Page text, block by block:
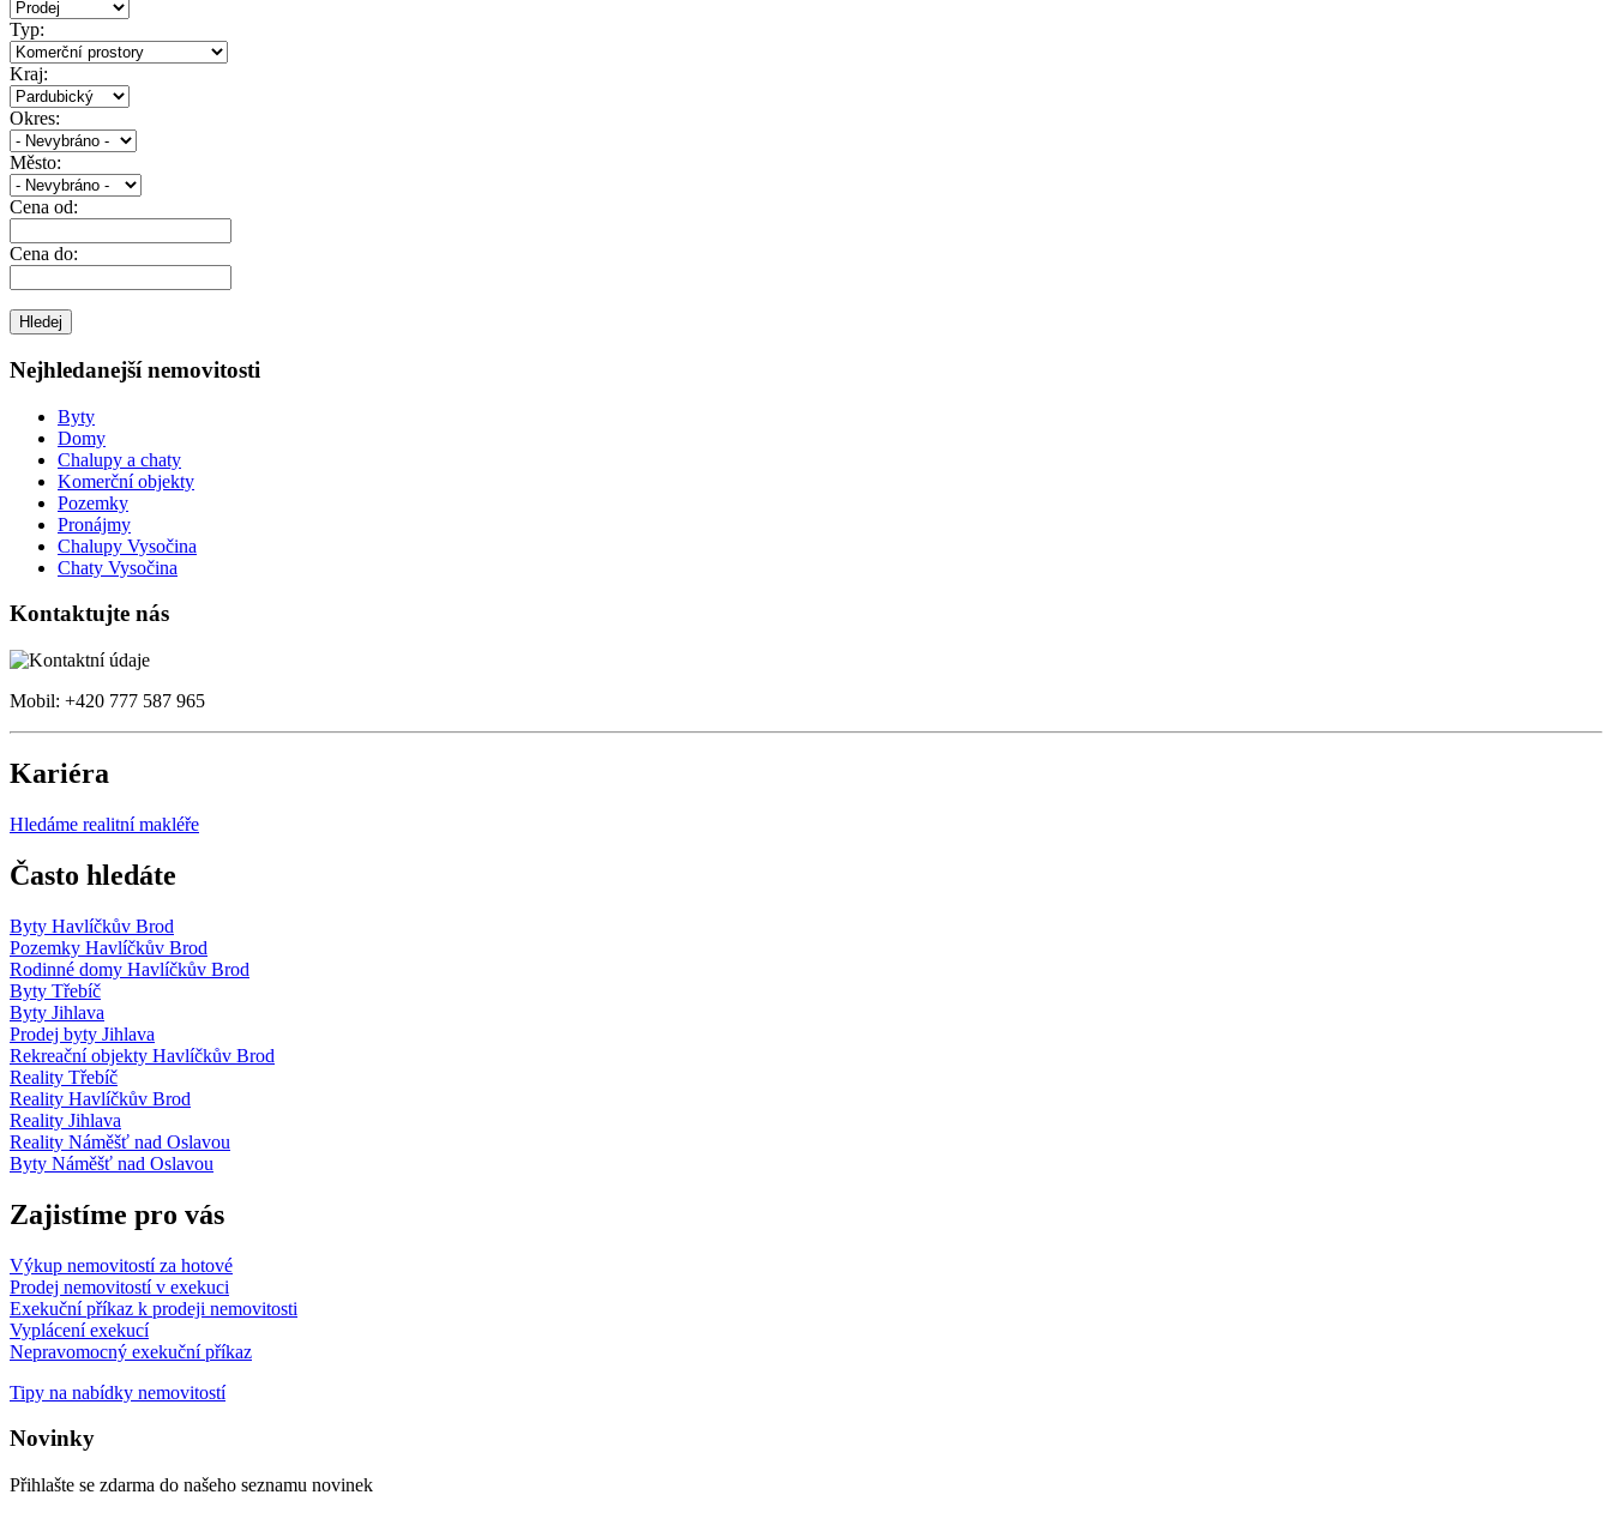
Typ:
Kraj:
Okres:
Město:
Cena od:
Cena do:
Nejhledanejší nemovitosti
Byty
Domy
Chalupy a chaty
Komerční objekty
Pozemky
Pronájmy
Chalupy Vysočina
Chaty Vysočina
Kontaktujte nás
Mobil: +420 777 587 965
Kariéra
Hledáme realitní makléře
Často hledáte
Byty Havlíčkův Brod
Pozemky Havlíčkův Brod
Rodinné domy Havlíčkův Brod
Byty Třebíč
Byty Jihlava
Prodej byty Jihlava
Rekreační objekty Havlíčkův Brod
Reality Třebíč
Reality Havlíčkův Brod
Reality Jihlava
Reality Náměšť nad Oslavou
Byty Náměšť nad Oslavou
Zajistíme pro vás
Výkup nemovitostí za hotové
Prodej nemovitostí v exekuci
Exekuční příkaz k prodeji nemovitosti
Vyplácení exekucí
Nepravomocný exekuční příkaz
Tipy na nabídky nemovitostí
Novinky
Přihlašte se zdarma do našeho seznamu novinek